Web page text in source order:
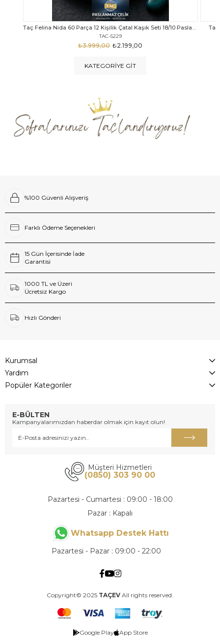
Taç Calista Tivoli 72 Parça 12 Kişilik Çatal Kaşık Bıçak Seti
TAC-5040
₺2.999,00
₺4.289,00
Taç
KATEGORIYE GIT
%100 Güvenli Alışveriş
Farklı Ödeme Seçenekleri
15 Gün İçerisinde İade
Garantisi
1000 TL ve Üzeri
Ücretsiz Kargo
Hızlı Gönderi
Kurumsal
Yardım
Popüler Kategoriler
E-BÜLTEN
Kampanyalarımızdan haberdar olmak için kayıt olun!
Müşteri Hizmetleri
(0850) 303 90 00
Pazartesi - Cumartesi : 09:00 - 18:00
Pazar : Kapalı
Whatsapp Destek Hattı
Pazartesi - Pazar : 09:00 - 22:00
Copyright© 2025 TAÇEV All rights reserved.
Google Play App Store